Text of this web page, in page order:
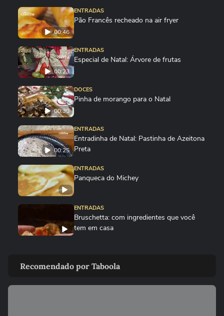
00:46
ENTRADAS
Pão Francês recheado na air fryer
00:23
ENTRADAS
Especial de Natal: Árvore de frutas
00:30
DOCES
Pinha de morango para o Natal
00:25
ENTRADAS
Entradinha de Natal: Pastinha de Azeitona
Preta
ENTRADAS
Panqueca do Michey
ENTRADAS
Bruschetta: com ingredientes que você
tem em casa
RECEITAS
Recomendado por Taboola